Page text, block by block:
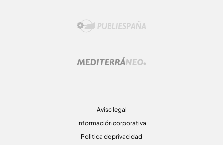
Aviso legal
Información corporativa
Politica de privacidad